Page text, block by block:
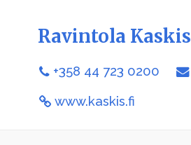
Ravintola Kaskis
+358 44 723 0200
www.kaskis.fi